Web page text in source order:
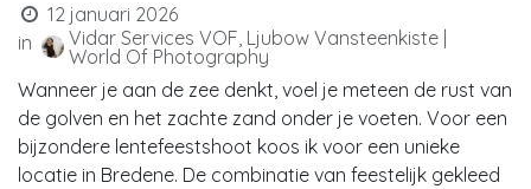
12 januari 2026
in
Vidar Services VOF, Ljubow Vansteenkiste |
World Of Photography
Wanneer je aan de zee denkt, voel je meteen de rust van
de golven en het zachte zand onder je voeten. Voor een
bijzondere lentefeestshoot koos ik voor een unieke
locatie in Bredene. De combinatie van feestelijk gekleed